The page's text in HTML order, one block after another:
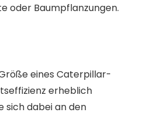
oder Baumpflanzungen.
eines Caterpillar-
erheblich
sich dabei an den